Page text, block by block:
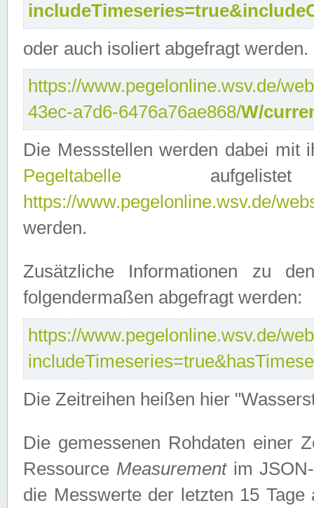
oder auch isoliert abgefragt werden.
https://www.pegelonline.wsv.de/
43ec-a7d6-6476a76ae868/W/
Die Messstellen werden dabei mit
Pegeltabelle
https://www.pegelonline.wsv.de/
werden.
Zusätzliche Informationen zu
folgendermaßen abgefragt werden:
https://www.pegelonline.wsv.de/
Die Zeitreihen heißen hier
Die gemessenen Rohdaten einer
Ressource Measurementim JSON-
die Messwerte der letzten 15